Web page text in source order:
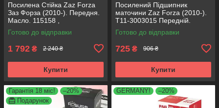
Посилена Стійка Zaz Forza
Заз Форза (2010-). Передня.
Масло. 115158 ,
A112905010BA KOREA
Аксусс!
Готово до відправки
1 792 ₴ 2 240 ₴
Купити
Посилений Підшипник
маточини Zaz Forza (2010-).
T11-3003015 Передній.
АКСУСС Корея! VKBA1948 ,
R170.32 , 713615090
Готово до відправки
725 ₴ 906 ₴
Купити
Гарантія 18 міс!
–20%
Подарунок
GERMANY! –20%